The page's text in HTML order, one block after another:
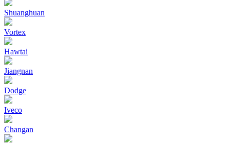
Shuanghuan
Vortex
Hawtai
Jiangnan
Dodge
Iveco
Changan